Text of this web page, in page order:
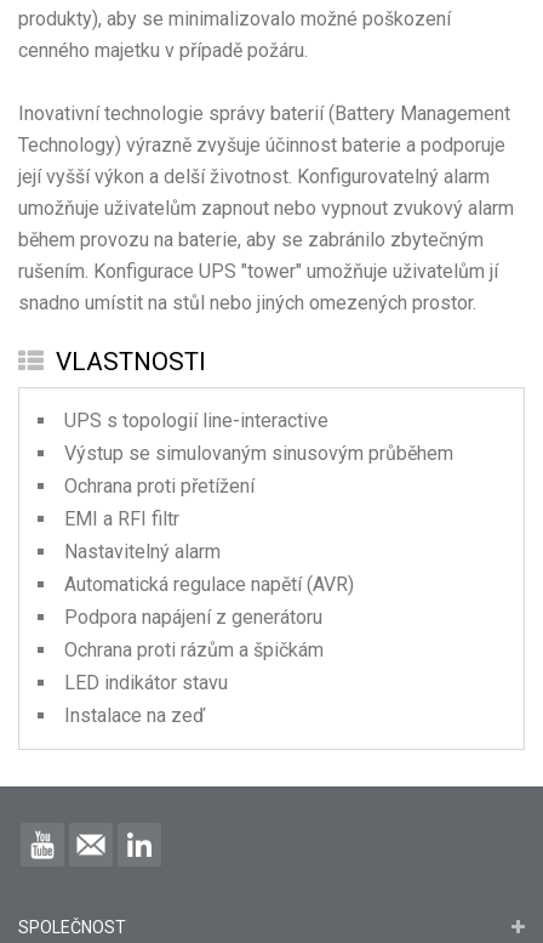
produkty), aby se minimalizovalo možné poškození
cenného majetku v případě požáru.
Inovativní technologie správy baterií (Battery Management
Technology) výrazně zvyšuje účinnost baterie a podporuje
její vyšší výkon a delší životnost. Konfigurovatelný alarm
umožňuje uživatelům zapnout nebo vypnout zvukový alarm
během provozu na baterie, aby se zabránilo zbytečným
rušením. Konfigurace UPS "tower" umožňuje uživatelům jí
snadno umístit na stůl nebo jiných omezených prostor.
VLASTNOSTI
UPS s topologií line-interactive
Výstup se simulovaným sinusovým průběhem
Ochrana proti přetížení
EMI a RFI filtr
Nastavitelný alarm
Automatická regulace napětí (AVR)
Podpora napájení z generátoru
Ochrana proti rázům a špičkám
LED indikátor stavu
Instalace na zeď
SPOLEČNOST